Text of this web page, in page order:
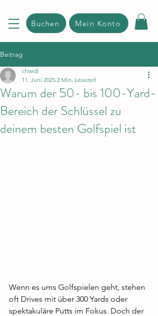
Buchen Mein Konto
Beitrag
Warum der 50- bis 100-Yard-
Bereich der Schlüssel zu
deinem besten Golfspiel ist
chwidi
11. Juni 2025 2 Min. Lesezeit
Wenn es ums Golfspielen geht, stehen
oft Drives mit über 300 Yards oder
spektakuläre Putts im Fokus. Doch der